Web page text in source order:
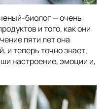
биолог — очень
и того, как они
пяти лет она
и теперь точно знает,
настроение, эмоции и,